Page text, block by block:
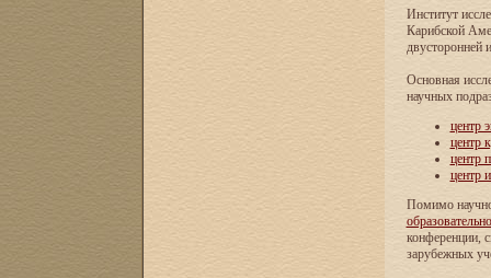
Институт
Карибской
двусторонней
Основная
научных
центр
центр
центр
центр
Помимо
конференции,
зарубежных